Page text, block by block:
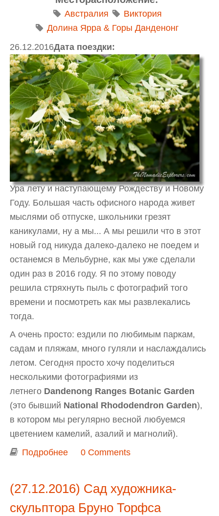
Австралия
Виктория
Долина Ярра & Горы Данденонг
Дата поездки:
26.12.2016
Ура лету и наступающему Рождеству и Новому
Году. Большая часть офисного народа живет
мыслями об отпуске, школьники грезят
каникулами, ну а мы... А мы решили что в этот
новый год никуда далеко-далеко не поедем и
останемся в Мельбурне, как мы уже сделали
один раз в 2016 году. Я по этому поводу
решила стряхнуть пыль с фотографий того
времени и посмотреть как мы развлекались
тогда.
А очень просто: ездили по любимым паркам,
садам и пляжам, много гуляли и наслаждались
летом. Сегодня просто хочу поделиться
несколькими фотографиями из
летнего Dandenong Ranges Botanic Garden
(это бывший National Rhododendron Garden),
в котором мы регулярно весной любуемся
цветением камелий, азалий и магнолий).
Подробнее о Лето в Dandenong Ranges Botanic
0 Comments
(27.12.2016) Сад художника-
скульптора Бруно Торфса